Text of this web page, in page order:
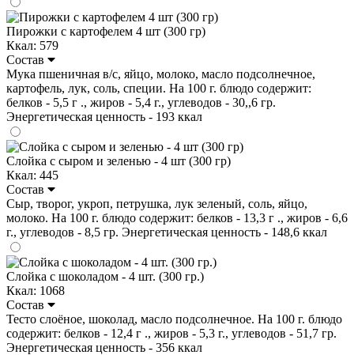
Пирожки с картофелем 4 шт (300 гр)
Ккал: 579
Состав
Мука пшеничная в/с, яйцо, молоко, масло подсолнечное,
картофель, лук, соль, специи. На 100 г. блюдо содержит:
белков - 5,5 г ., жиров - 5,4 г., углеводов - 30,,6 гр.
Энергетическая ценность - 193 ккал
Слойка с сыром и зеленью - 4 шт (300 гр)
Ккал: 445
Состав
Сыр, творог, укроп, петрушка, лук зеленый, соль, яйцо,
молоко. На 100 г. блюдо содержит: белков - 13,3 г ., жиров - 6,6
г., углеводов - 8,5 гр. Энергетическая ценность - 148,6 ккал
Слойка с шоколадом - 4 шт. (300 гр.)
Ккал: 1068
Состав
Тесто слоёное, шоколад, масло подсолнечное. На 100 г. блюдо
содержит: белков - 12,4 г ., жиров - 5,3 г., углеводов - 51,7 гр.
Энергетическая ценность - 356 ккал